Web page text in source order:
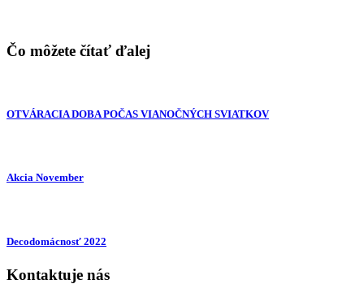
Čo môžete čítať ďalej
OTVÁRACIA DOBA POČAS VIANOČNÝCH SVIATKOV
Akcia November
Decodomácnosť 2022
Kontaktuje nás